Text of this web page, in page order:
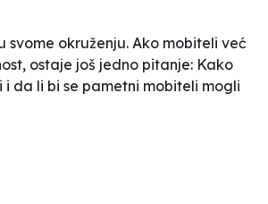
okruženju. Ako mobiteli već
ostaje još jedno pitanje: Kako
da li bi se pametni mobiteli mogli